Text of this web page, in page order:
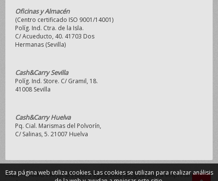
Oficinas y Almacén
(Centro certificado ISO 9001/14001)
Políg. Ind. Ctra. de la Isla.
C/ Acueducto, 40. 41703 Dos
Hermanas (Sevilla)
Cash&Carry Sevilla
Políg. Ind. Store. C/ Gramil, 18.
41008 Sevilla
Cash&Carry Huelva
Pq. Cial. Marismas del Polvorín,
C/ Salinas, 5. 21007 Huelva
PAEZ - MAKRO PAPER © 2026 - Página Web dirigida sólo a empresas y
Esta página web utiliza cookies. Las cookies se utilizan para realizar análisis